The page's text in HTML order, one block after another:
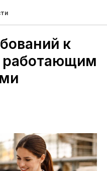
к
работающим